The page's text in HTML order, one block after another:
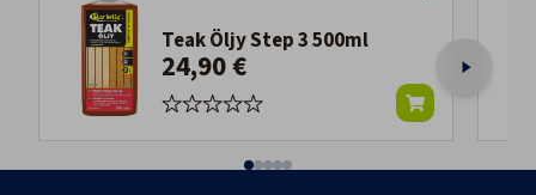
Teak Öljy Step 3 500ml
24,90 €